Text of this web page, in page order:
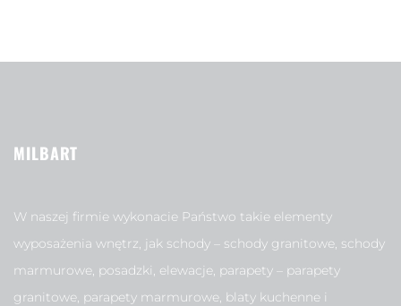
MILBART
W naszej firmie wykonacie Państwo takie elementy
wyposażenia wnętrz, jak schody – schody granitowe, schody
marmurowe, posadzki, elewacje, parapety – parapety
granitowe, parapety marmurowe, blaty kuchenne i